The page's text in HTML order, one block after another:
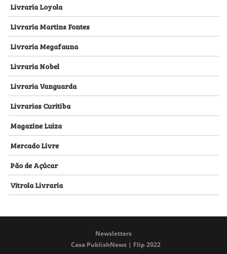
Livraria Loyola
Livraria Martins Fontes
Livraria Megafauna
Livraria Nobel
Livraria Vanguarda
Livrarias Curitiba
Magazine Luiza
Mercado Livre
Pão de Açúcar
Vitrola Livraria
Newsletters
Casa PublishNews | Flip 2022